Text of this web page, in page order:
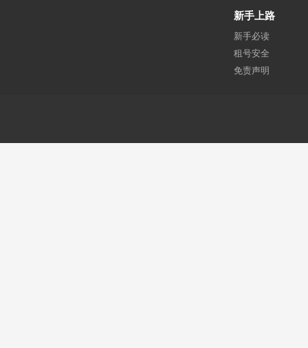
新手上路
新手必读
租号安全
免责声明